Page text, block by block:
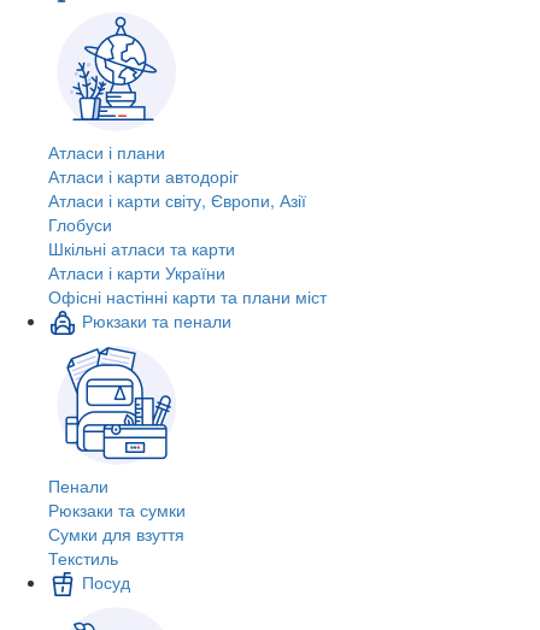
Атласи і плани
Атласи і карти автодоріг
Атласи і карти світу, Європи, Азії
Глобуси
Шкільні атласи та карти
Атласи і карти України
Офісні настінні карти та плани міст
Рюкзаки та пенали
Пенали
Рюкзаки та сумки
Сумки для взуття
Текстиль
Посуд